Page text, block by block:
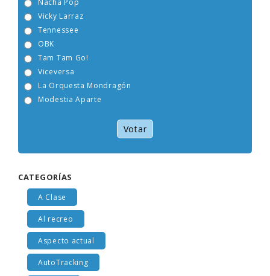
Nacha Pop
Vicky Larraz
La Orquesta Mondragón
Modestia Aparte
Votar
A Clase
Al recreo
Aspecto actual
AutoTracking